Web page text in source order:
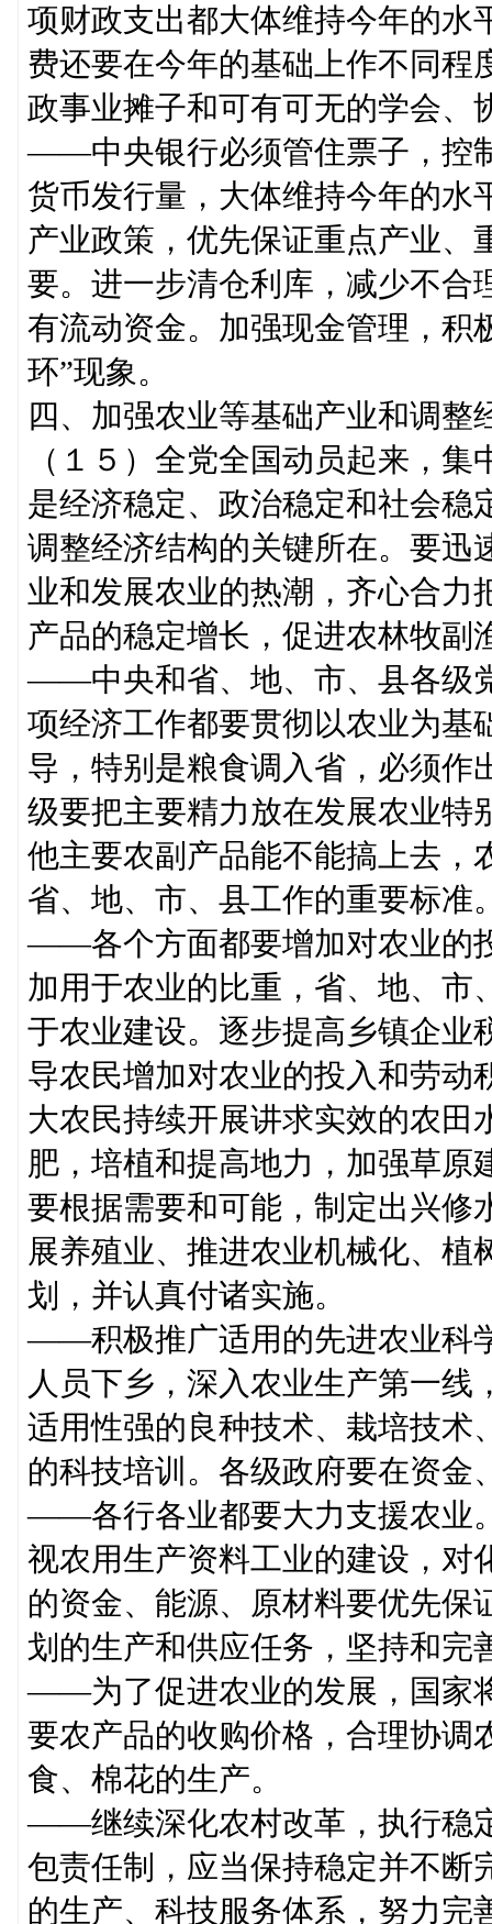
项财政支出都大体维持今年的水
费还要在今年的基础上作不同程
政事业摊子和可有可无的学会、
——中央银行必须管住票子，控
货币发行量，大体维持今年的水
产业政策，优先保证重点产业、
要。进一步清仓利库，减少不合
有流动资金。加强现金管理，积
环”现象。
四、加强农业等基础产业和调整
（１５）全党全国动员起来，
是经济稳定、政治稳定和社会稳
调整经济结构的关键所在。要迅
业和发展农业的热潮，齐心合力
产品的稳定增长，促进农林牧副
——中央和省、地、市、县各级
项经济工作都要贯彻以农业为基
导，特别是粮食调入省，必须作
级要把主要精力放在发展农业特
他主要农副产品能不能搞上去，
省、地、市、县工作的重要标准
——各个方面都要增加对农业的
加用于农业的比重，省、地、市
于农业建设。逐步提高乡镇企业
导农民增加对农业的投入和劳动
大农民持续开展讲求实效的农田
肥，培植和提高地力，加强草原
要根据需要和可能，制定出兴修
展养殖业、推进农业机械化、植
划，并认真付诸实施。
——积极推广适用的先进农业科
人员下乡，深入农业生产第一
适用性强的良种技术、栽培技术
的科技培训。各级政府要在资金
——各行各业都要大力支援农业
视农用生产资料工业的建设，对
的资金、能源、原材料要优先保
划的生产和供应任务，坚持和完
——为了促进农业的发展，国家
要农产品的收购价格，合理协调
食、棉花的生产。
——继续深化农村改革，执行稳
包责任制，应当保持稳定并不断
的生产、科技服务体系，努力完